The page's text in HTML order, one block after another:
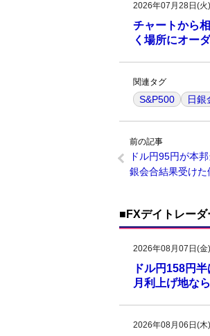
2026年07月28日(
チャートから
く場所にオー
関連タグ
S&P500 日銀
前の記事
ドル円95円が本
銀会合結果受けた
■FXデイトレー
2026年08月07日(金
ドル円158円
月利上げ地な
2026年08月06日(木